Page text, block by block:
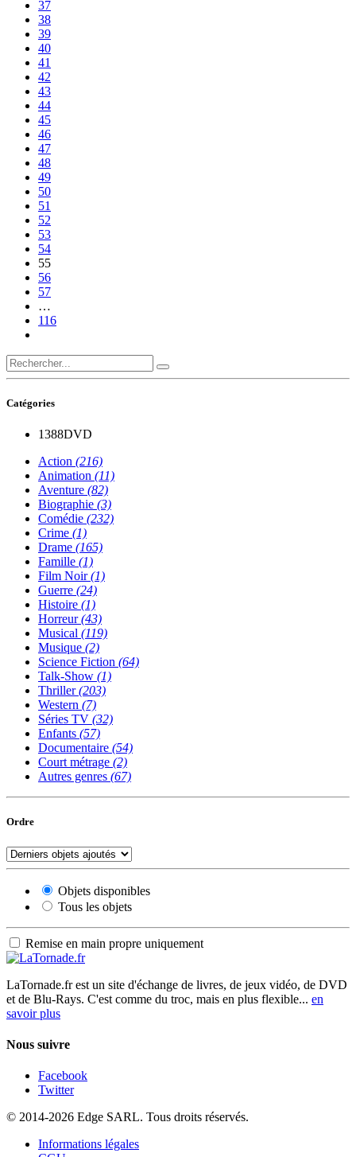
37
38
39
40
41
42
43
44
45
46
47
48
49
50
51
52
53
54
55
56
57
…
116
Catégories
1388DVD
Action (216)
Animation (11)
Aventure (82)
Biographie (3)
Comédie (232)
Crime (1)
Drame (165)
Famille (1)
Film Noir(1)
Guerre (24)
Histoire (1)
Horreur(43)
Musical (119)
Musique (2)
Science Fiction (64)
Talk-Show (1)
Thriller(203)
Western (7)
Séries TV (32)
Enfants (57)
Documentaire (54)
Court métrage (2)
Autres genres (67)
Ordre
Objets disponibles
Tous les objets
Remise en main propre uniquement
LaTornade.frest un site d'échange de livres, de jeux vidéo, de DVD
et de Blu-Rays. C'est comme du troc, mais en plus flexible... en
savoir plus
Nous suivre
Facebook
Twitter
© 2014-2026 Edge SARL. Tous droits réservés.
Informations légales